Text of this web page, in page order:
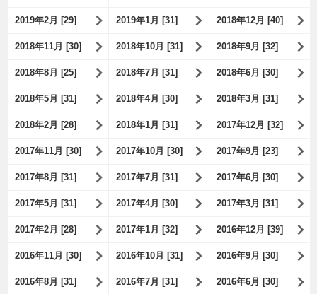
2019年2月 [29] 2019年1月 [31] 2018年12月 [40]
2018年11月 [30] 2018年10月 [31] 2018年9月 [32]
2018年8月 [25] 2018年7月 [31] 2018年6月 [30]
2018年5月 [31] 2018年4月 [30] 2018年3月 [31]
2018年2月 [28] 2018年1月 [31] 2017年12月 [32]
2017年11月 [30] 2017年10月 [30] 2017年9月 [23]
2017年8月 [31] 2017年7月 [31] 2017年6月 [30]
2017年5月 [31] 2017年4月 [30] 2017年3月 [31]
2017年2月 [28] 2017年1月 [32] 2016年12月 [39]
2016年11月 [30] 2016年10月 [31] 2016年9月 [30]
2016年8月 [31] 2016年7月 [31] 2016年6月 [30]